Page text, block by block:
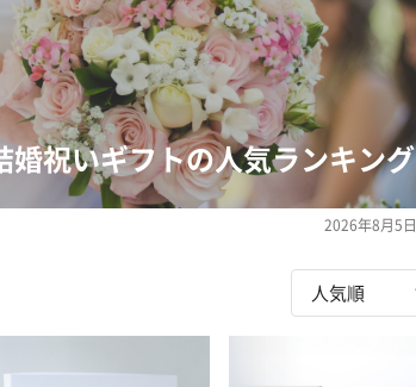
婚祝いギフトの人気ランキング
2026年8月5日